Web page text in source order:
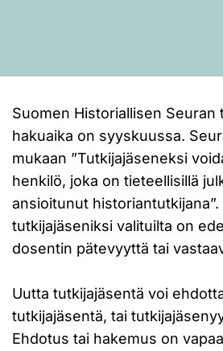
Suomen Historiallisen Seuran
hakuaika on syyskuussa.
mukaan ”Tutkijajäseneksi
henkilö, joka on tieteellisillä
ansioitunut
tutkijajäseniksi valituilta on
dosentin pätevyyttä tai
Uutta tutkijajäsentä voi
tutkijajäsentä, tai
Ehdotus tai hakemus on